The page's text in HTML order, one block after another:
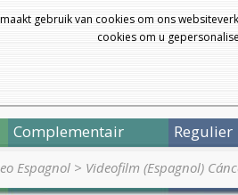
gebruik van cookies om ons
cookies om u
Complementair Regulier
Espagnol > Videofilm (Espagnol)